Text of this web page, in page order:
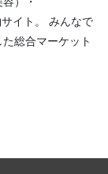
イト。
みんなで
た総合マーケット